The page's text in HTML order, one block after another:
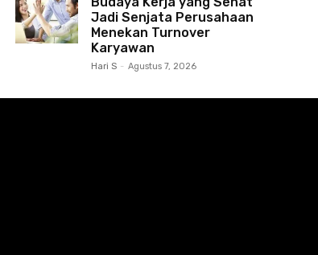
Jadi Senjata Perusahaan
Menekan Turnover
Karyawan
Hari S - Agustus 7, 2026